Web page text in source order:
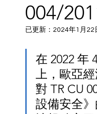
Botswana Brunei
Guinea
004/
已更新： 2024年1月22
在 2022 年
上，歐亞
對 TR CU
設備安全